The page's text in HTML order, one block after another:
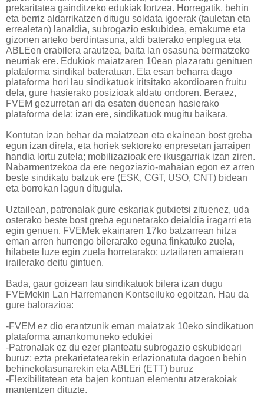
prekaritatea gainditzeko edukiak lortzea. Horregatik, behin
eta berriz aldarrikatzen ditugu soldata igoerak (tauletan eta
errealetan) lanaldia, subrogazio eskubidea, emakume eta
gizonen arteko berdintasuna, aldi baterako enplegua eta
ABLEen erabilera arautzea, baita lan osasuna bermatzeko
neurriak ere. Edukiok maiatzaren 10ean plazaratu genituen
plataforma sindikal bateratuan. Eta esan beharra dago
plataforma hori lau sindikatuok iritsitako akordioaren fruitu
dela, gure hasierako posizioak aldatu ondoren. Beraez,
FVEM gezurretan ari da esaten duenean hasierako
plataforma dela; izan ere, sindikatuok mugitu baikara.
Kontutan izan behar da maiatzean eta ekainean bost greba
egun izan direla, eta horiek sektoreko enpresetan jarraipen
handia lortu zutela; mobilizazioak ere ikusgarriak izan ziren.
Nabarmentzekoa da ere negoziazio-mahaian egon ez arren
beste sindikatu batzuk ere (ESK, CGT, USO, CNT) bidean
eta borrokan lagun ditugula.
Uztailean, patronalak gure eskariak gutxietsi zituenez, uda
osterako beste bost greba egunetarako deialdia iragarri eta
egin genuen. FVEMek ekainaren 17ko batzarrean hitza
eman arren hurrengo bilerarako eguna finkatuko zuela,
hilabete luze egin zuela horretarako; uztailaren amaieran
irailerako deitu gintuen.
Bada, gaur goizean lau sindikatuok bilera izan dugu
FVEMekin Lan Harremanen Kontseiluko egoitzan. Hau da
gure balorazioa:
-FVEM ez dio erantzunik eman maiatzak 10eko sindikatuon
plataforma amankomuneko edukiei
-Patronalak ez du ezer planteatu subrogazio eskubideari
buruz; ezta prekarietatearekin erlazionatuta dagoen behin
behinekotasunarekin eta ABLEri (ETT) buruz
-Flexibilitatean eta bajen kontuan elementu atzerakoiak
mantentzen dituzte.